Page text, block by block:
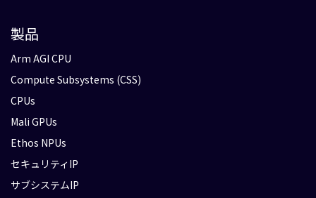
製品
Arm AGI CPU
Compute Subsystems (CSS)
CPUs
Mali GPUs
Ethos NPUs
セキュリティIP
サブシステムIP